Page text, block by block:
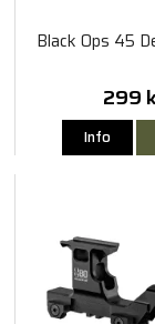
Black Ops 45
299
Info